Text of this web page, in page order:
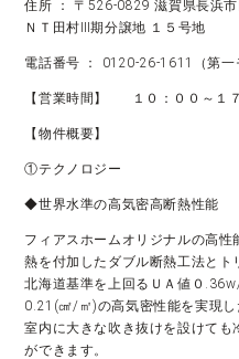
住所 ： 〒526-0829 滋賀県長浜
ＮＴ田村Ⅲ期分譲地 １５号地
電話番号 ： 0120-26-1611（第一
【営業時間】 １０：００～１
【物件概要】
①テクノロジー
◆世界水準の高気密高断熱性能
フィアスホームオリジナルの高
熱を付加したダブル断熱工法とト
北海道基準を上回るＵＡ値０
0.21(㎠/㎡)の高気密性能を実現し
室内に大きな吹き抜けを設けても
ができます。